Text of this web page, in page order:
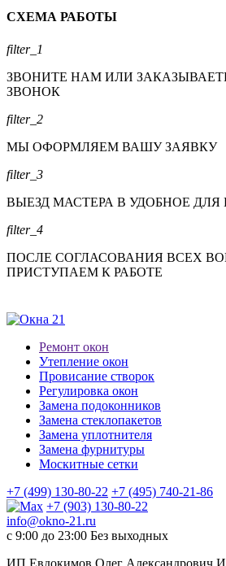
СХЕМА РАБОТЫ
filter_1
ЗВОНИТЕ НАМ ИЛИ
ЗВОНОК
filter_2
МЫ ОФОРМЛЯЕМ ВАШУ ЗАЯВКУ
filter_3
ВЫЕЗД МАСТЕРА В УДОБНОЕ ДЛЯ
filter_4
ПОСЛЕ СОГЛАСОВАНИЯ ВСЕХ
ПРИСТУПАЕМ К РАБОТЕ
Ремонт окон
Утепление окон
Провисание створок
Регулировка окон
Замена подоконников
Замена стеклопакетов
Замена уплотнителя
Замена фурнитуры
Москитные сетки
+7 (499) 130-80-22 +7 (495) 740-21-86
+7 (903) 130-80-22
info@okno-21.ru
с 9:00 до 23:00 Без выходных
ИП Евдокимов Олег Александрович